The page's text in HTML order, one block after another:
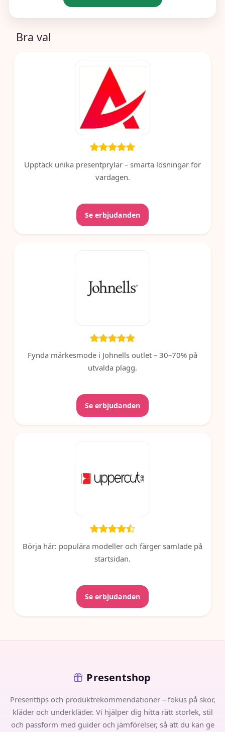
Bra val
Upptäck unika presentprylar – smarta lösningar för
vardagen.
Se erbjudanden
Fynda märkesmode i Johnells outlet – 30–70% på
utvalda plagg.
Se erbjudanden
Börja här: populära modeller och färger samlade på
startsidan.
Se erbjudanden
Presentshop
Presenttips och produktrekommendationer – fokus på skor,
kläder och underkläder. Vi hjälper dig hitta rätt storlek, stil
och passform med guider och jämförelser, så att du kan ge